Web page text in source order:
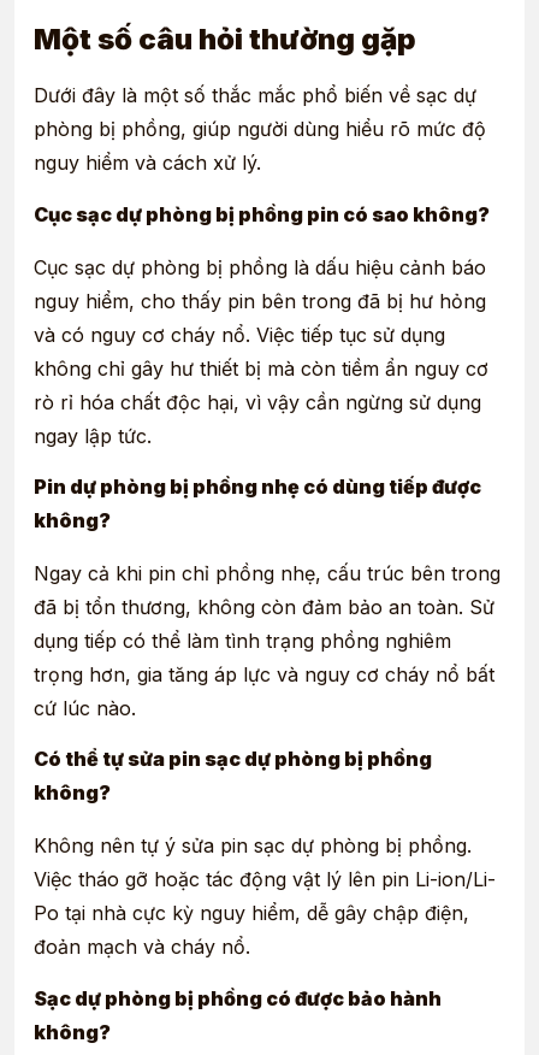
Một số câu hỏi thường gặp
Dưới đây là một số thắc mắc phổ biến về sạc dự
phòng bị phồng, giúp người dùng hiểu rõ mức độ
nguy hiểm và cách xử lý.
Cục sạc dự phòng bị phồng pin có sao không?
Cục sạc dự phòng bị phồng là dấu hiệu cảnh báo
nguy hiểm, cho thấy pin bên trong đã bị hư hỏng
và có nguy cơ cháy nổ. Việc tiếp tục sử dụng
không chỉ gây hư thiết bị mà còn tiềm ẩn nguy cơ
rò rỉ hóa chất độc hại, vì vậy cần ngừng sử dụng
ngay lập tức.
Pin dự phòng bị phồng nhẹ có dùng tiếp được
không?
Ngay cả khi pin chỉ phồng nhẹ, cấu trúc bên trong
đã bị tổn thương, không còn đảm bảo an toàn. Sử
dụng tiếp có thể làm tình trạng phồng nghiêm
trọng hơn, gia tăng áp lực và nguy cơ cháy nổ bất
cứ lúc nào.
Có thể tự sửa pin sạc dự phòng bị phồng
không?
Không nên tự ý sửa pin sạc dự phòng bị phồng.
Việc tháo gỡ hoặc tác động vật lý lên pin Li-ion/Li-
Po tại nhà cực kỳ nguy hiểm, dễ gây chập điện,
đoản mạch và cháy nổ.
Sạc dự phòng bị phồng có được bảo hành
không?